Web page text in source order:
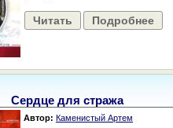
Читать Подробнее
Сердце для стража
Автор: Каменистый Артем